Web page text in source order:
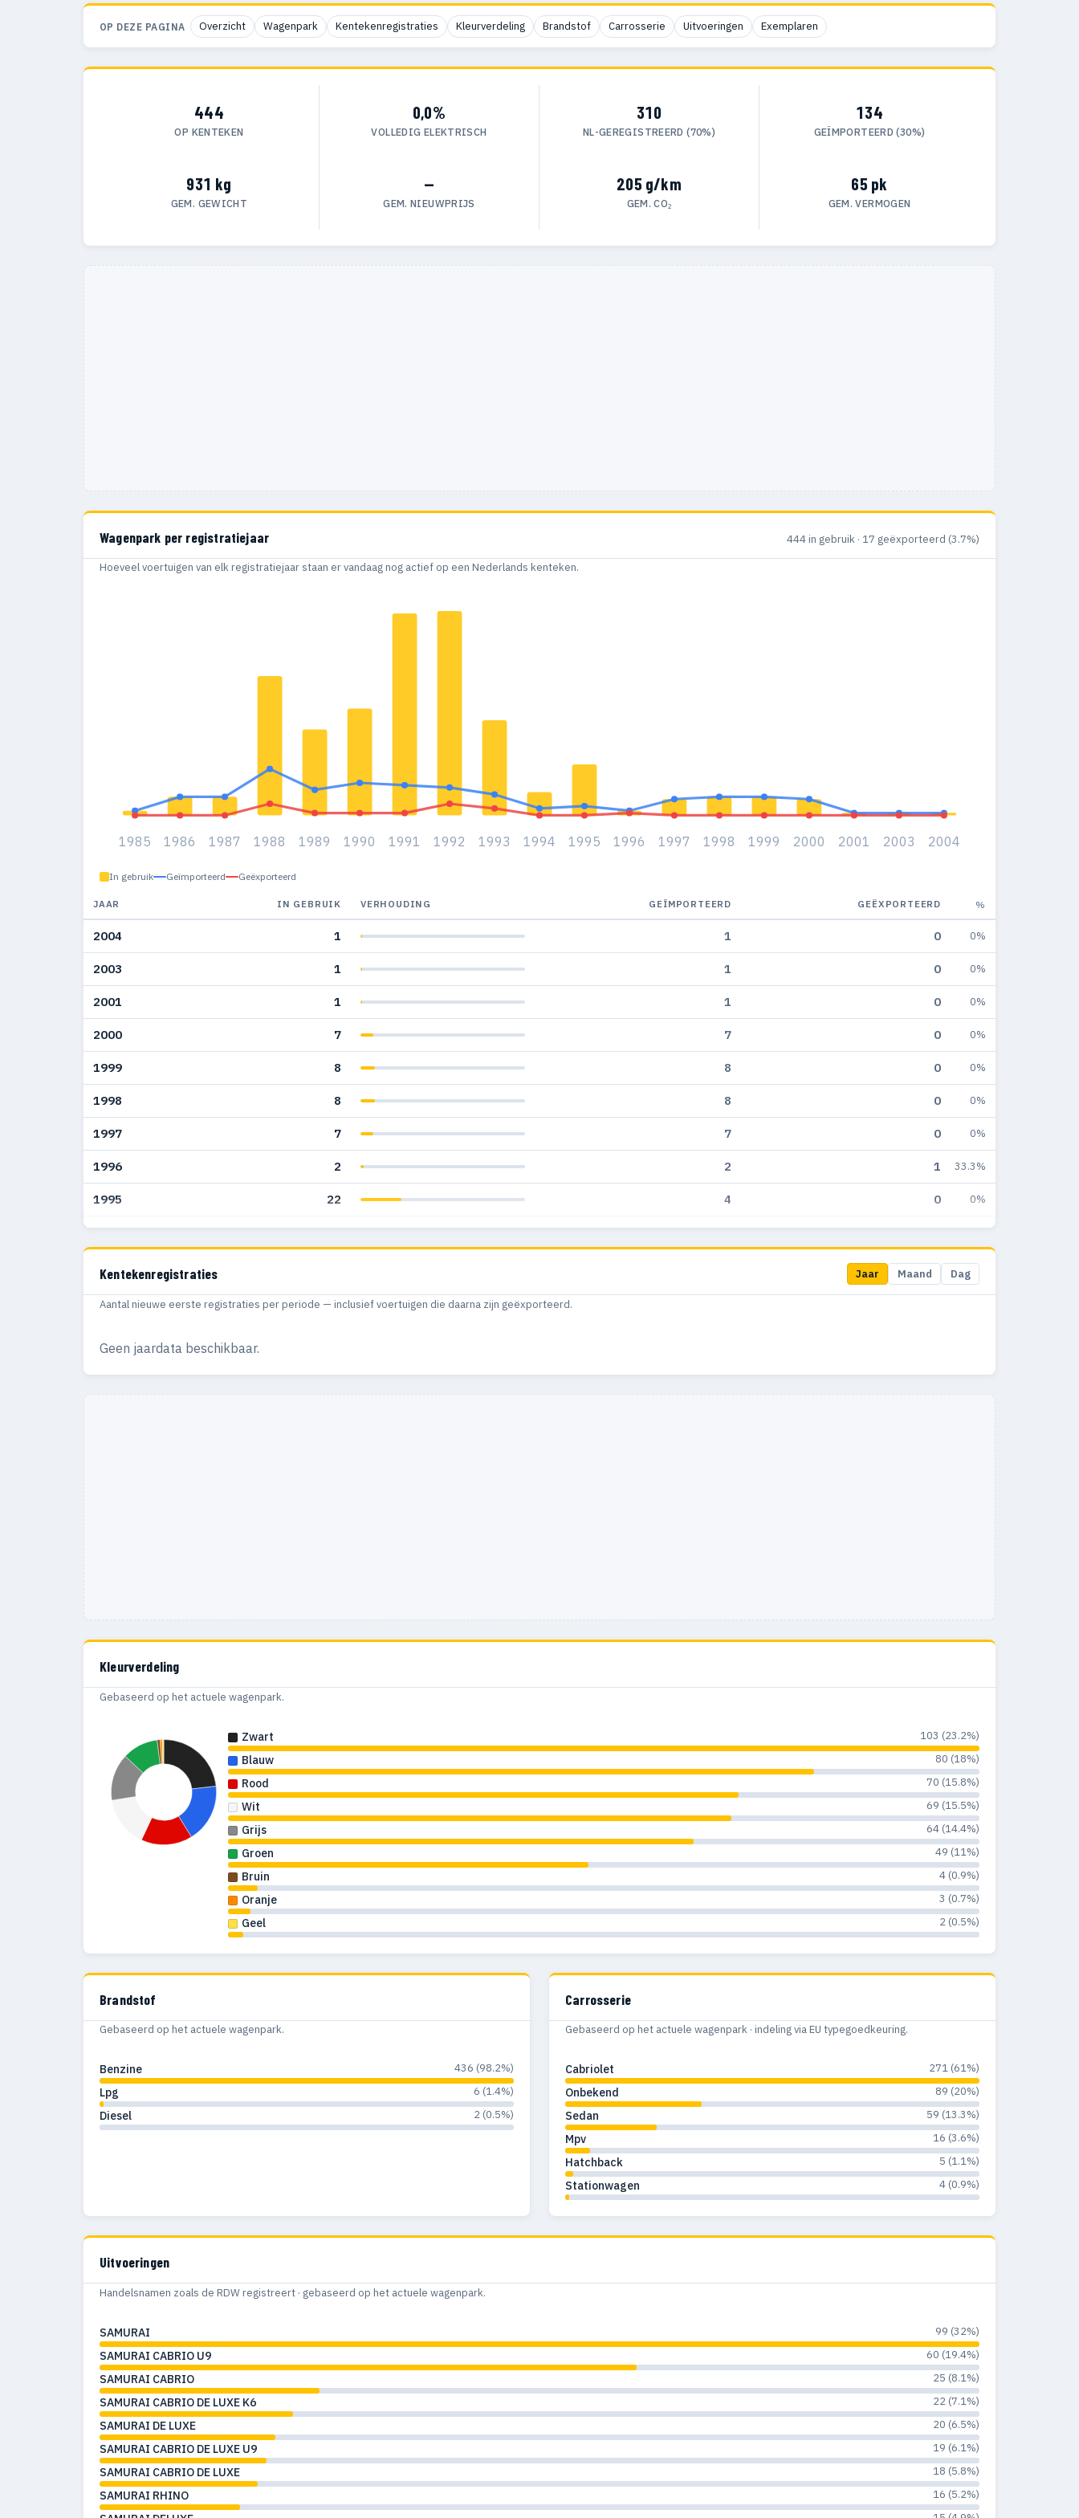
OP DEZE PAGINA Overzicht Wagenpark Kentekenregistraties Kleurverdeling Brandstof Carrosserie Uitvoeringen Exemplaren
444
OP KENTEKEN
0,0%
VOLLEDIG ELEKTRISCH
310
NL-GEREGISTREERD (70%)
134
GEÏMPORTEERD (30%)
931 kg
GEM. GEWICHT
—
GEM. NIEUWPRIJS
205 g/km
GEM. CO₂
65 pk
GEM. VERMOGEN
Wagenpark per registratiejaar 444 in gebruik · 17 geëxporteerd (3.7%)
Hoeveel voertuigen van elk registratiejaar staan er vandaag nog actief op een Nederlands kenteken.
1985 1986 1987 1988 1989 1990 1991 1992 1993 1994 1995 1996 1997 1998 1999 2000 2001 2003 2004
In gebruik Geïmporteerd Geëxporteerd
JAAR IN GEBRUIK VERHOUDING GEÏMPORTEERD GEËXPORTEERD %
2004 1 1 0 0%
2003 1 1 0 0%
2001 1 1 0 0%
2000 7 7 0 0%
1999 8 8 0 0%
1998 8 8 0 0%
1997 7 7 0 0%
1996 2 2 1 33.3%
1995 22 4 0 0%
1994 10 3 0
3 6.8%
1992 88 12 5 5.4%
1989 37 11 1 2.6%
Kentekenregistraties Jaar Maand Dag
Aantal nieuwe eerste registraties per periode — inclusief voertuigen die daarna zijn geëxporteerd.
Geen jaardata beschikbaar.
Kleurverdeling
Gebaseerd op het actuele wagenpark.
Zwart 103 (23.2%)
Blauw 80 (18%)
Rood 70 (15.8%)
Wit 69 (15.5%)
Grijs 64 (14.4%)
Groen 49 (11%)
Bruin 4 (0.9%)
Oranje 3 (0.7%)
Geel 2 (0.5%)
Brandstof
Gebaseerd op het actuele wagenpark.
Benzine 436 (98.2%)
Lpg 6 (1.4%)
Diesel 2 (0.5%)
Carrosserie
Gebaseerd op het actuele wagenpark · indeling via EU typegoedkeuring.
Cabriolet 271 (61%)
Onbekend 89 (20%)
Sedan 59 (13.3%)
Mpv 16 (3.6%)
Hatchback 5 (1.1%)
Stationwagen 4 (0.9%)
Uitvoeringen
Handelsnamen zoals de RDW registreert · gebaseerd op het actuele wagenpark.
SAMURAI 99 (32%)
SAMURAI CABRIO U9 60 (19.4%)
SAMURAI CABRIO 25 (8.1%)
SAMURAI CABRIO DE LUXE K6 22 (7.1%)
SAMURAI DE LUXE 20 (6.5%)
SAMURAI CABRIO DE LUXE U9 19 (6.1%)
SAMURAI CABRIO DE LUXE 18 (5.8%)
SAMURAI RHINO 16 (5.2%)